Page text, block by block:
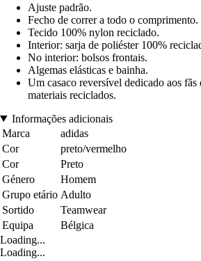
Ajuste padrão.
Fecho de correr a todo o
Tecido 100% nylon reciclado.
Interior: sarja de poliéster 100%
No interior: bolsos frontais.
Algemas elásticas e bainha.
Um casaco reversível dedicado aos
materiais reciclados.
Informações adicionais
Marca
adidas
Cor
preto/vermelho
Cor
Preto
Género
Homem
Grupo etário Adulto
Sortido
Teamwear
Equipa
Bélgica
Loading...
Loading...